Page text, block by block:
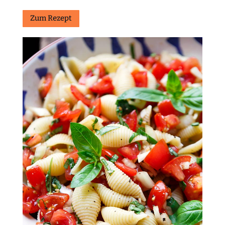
Zum Rezept